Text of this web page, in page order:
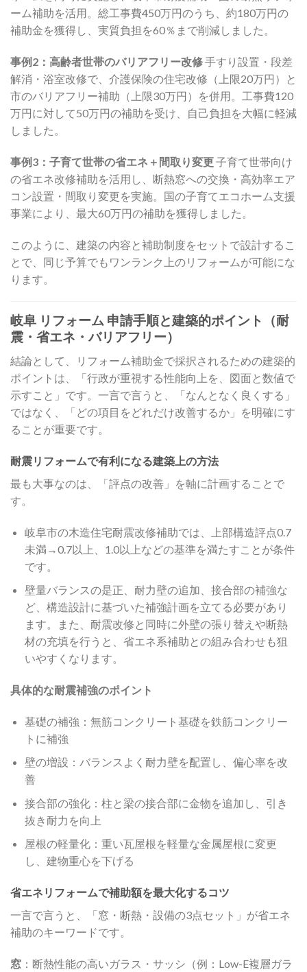
ーム補助を活用。総工事費450万円のうち、約180万円の
補助金を獲得し、実質負担を60％まで削減しました。
事例2：高齢者世帯のバリアフリー改修手すり設置・段差
解消・浴室改修で、介護保険の住宅改修（上限20万円）と
市のバリアフリー補助（上限30万円）を併用。工事費120
万円に対して50万円の補助を受け、自己負担を大幅に軽減
しました。
事例3：子育て世帯の省エネ＋間取り変更子育て世帯向け
の省エネ改修補助を活用し、断熱窓への交換・高効率エア
コン設置・間取り変更を実施。国の子育てエコホーム支援
事業により、最大60万円の補助を獲得しました。
このように、建築の内容と補助制度をセットで設計するこ
とで、同じ予算でもワンランク上のリフォームが可能にな
ります。
岐阜 リフォーム 申請手順と建築的ポイント（耐
震・省エネ・バリアフリー）
結論として、リフォーム補助金で採択されるための建築的
ポイントは、「行政が重視する性能向上を、図面と数値で
示すこと」です。一言で言うと、「なんとなく良くする」
ではなく、「どの項目をどれだけ改善するか」を明確にす
ることが重要です。
耐震リフォームで有利になる建築上の方法
最も大事なのは、「評点の改善」を軸に計画することで
す。
岐阜市の木造住宅耐震改修補助では、上部構造評点0.7
未満→0.7以上、1.0以上などの基準を満たすことが条件
です。
壁量バランスの是正、耐力壁の追加、接合部の補強な
ど、構造設計に基づいた補強計画を立てる必要があり
ます。また、耐震改修と同時に外壁の張り替えや断熱
材の充填を行うと、省エネ系補助との組み合わせも狙
いやすくなります。
具体的な耐震補強のポイント
基礎の補強：無筋コンクリート基礎を鉄筋コンクリー
トに補強
壁の増設：バランスよく耐力壁を配置し、偏心率を改
善
接合部の強化：柱と梁の接合部に金物を追加し、引き
抜き耐力を向上
屋根の軽量化：重い瓦屋根を軽量な金属屋根に変更
し、建物重心を下げる
省エネリフォームで補助額を最大化するコツ
一言で言うと、「窓・断熱・設備の3点セット」が省エネ
補助のキーワードです。
窓 ：断熱性能の高いガラス・サッシ（例：Low-E複層ガラ